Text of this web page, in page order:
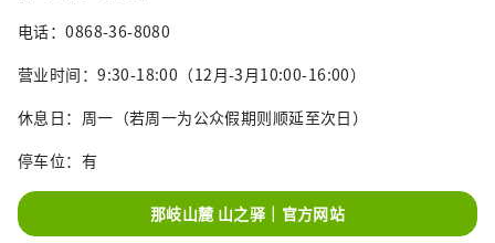
电话：0868-36-8080
营业时间：9:30-18:00（12月-3月10:00-16:00）
休息日：周一（若周一为公众假期则顺延至次日）
停车位：有
那岐山麓 山之驿｜官方网站